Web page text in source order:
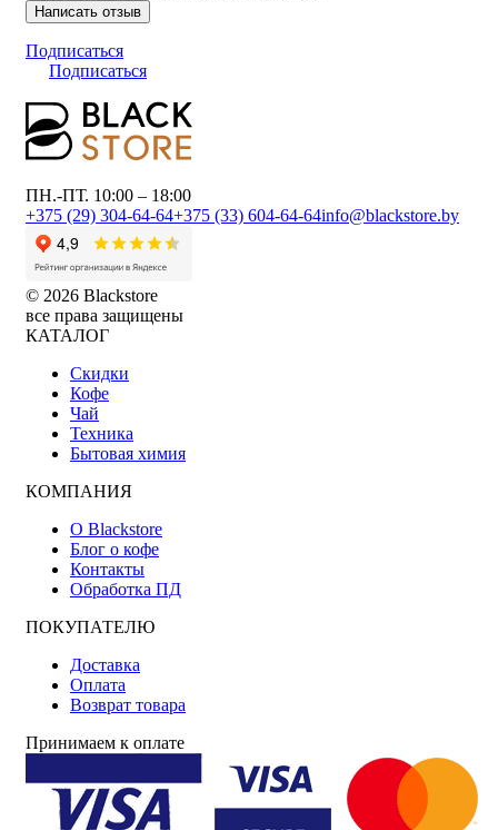
Написать отзыв
Подписаться
Подписаться
ПН.-ПТ. 10:00 – 18:00
+375 (29) 304-64-64+375 (33) 604-64-64info@blackstore.by
© 2026 Blackstore
все права защищены
КАТАЛОГ
Скидки
Кофе
Чай
Техника
Бытовая химия
КОМПАНИЯ
О Blackstore
Блог о кофе
Контакты
Обработка ПД
ПОКУПАТЕЛЮ
Доставка
Оплата
Возврат товара
Принимаем к оплате